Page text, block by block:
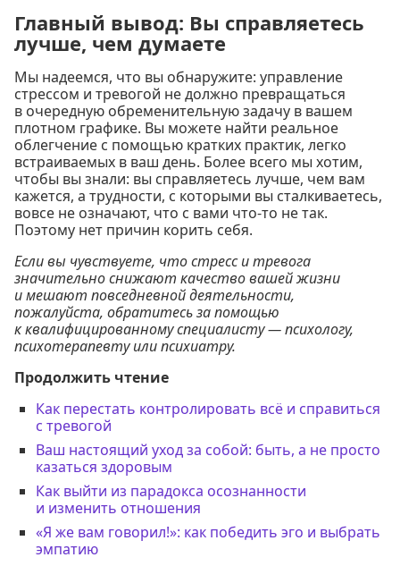
Главный вывод: Вы справляетесь
лучше, чем думаете
Мы надеемся, что вы обнаружите: управление
стрессом и тревогой не должно превращаться
в очередную обременительную задачу в вашем
плотном графике. Вы можете найти реальное
облегчение с помощью кратких практик, легко
встраиваемых в ваш день. Более всего мы хотим,
чтобы вы знали: вы справляетесь лучше, чем вам
кажется, а трудности, с которыми вы сталкиваетесь,
вовсе не означают, что с вами что-то не так.
Поэтому нет причин корить себя.
Если вы чувствуете, что стресс и тревога
значительно снижают качество вашей жизни
и мешают повседневной деятельности,
пожалуйста, обратитесь за помощью
к квалифицированному специалисту — психологу,
психотерапевту или психиатру.
Продолжить чтение
Как перестать контролировать всё и справиться
с тревогой
Ваш настоящий уход за собой: быть, а не просто
казаться здоровым
Как выйти из парадокса осознанности
и изменить отношения
«Я же вам говорил!»: как победить эго и выбрать
эмпатию